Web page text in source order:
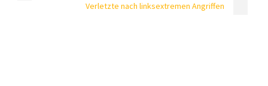
Verletzte nach linksextremen Angriffen